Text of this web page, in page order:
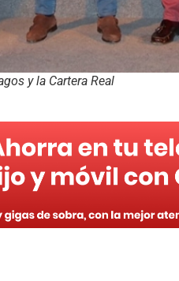
y la Cartera Real